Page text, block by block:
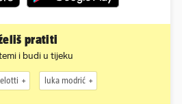
pratiti
i budi u tijeku
luka modrić